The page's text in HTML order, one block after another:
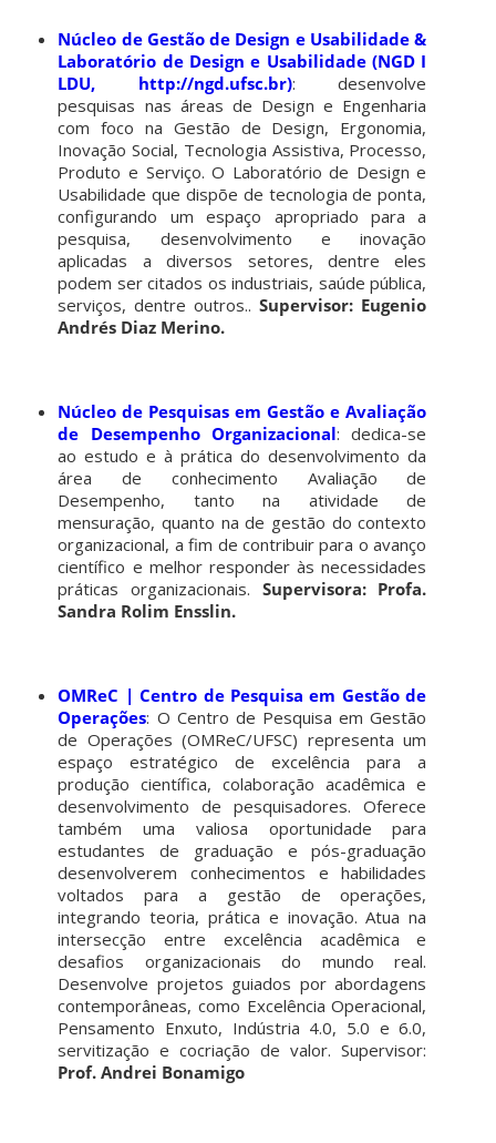
Núcleo de Gestão de Design e Usabilidade &
Laboratório de Design e Usabilidade (NGD I
LDU, http://ngd.ufsc.br): desenvolve
pesquisas nas áreas de Design e Engenharia
com foco na Gestão de Design, Ergonomia,
Inovação Social, Tecnologia Assistiva, Processo,
Produto e Serviço. O Laboratório de Design e
Usabilidade que dispõe de tecnologia de ponta,
configurando um espaço apropriado para a
pesquisa, desenvolvimento e inovação
aplicadas a diversos setores, dentre eles
podem ser citados os industriais, saúde pública,
serviços, dentre outros..Supervisor: Eugenio
Andrés Diaz Merino.
Núcleo de Pesquisas em Gestão e Avaliação
de Desempenho Organizacional: dedica-se
ao estudo e à prática do desenvolvimento da
área de conhecimento Avaliação de
Desempenho, tanto na atividade de
mensuração, quanto na de gestão do contexto
organizacional, a fim de contribuir para o avanço
científico e melhor responder às necessidades
práticas organizacionais. Supervisora: Profa.
Sandra Rolim Ensslin.
OMReC | Centro de Pesquisa em Gestão de
Operações: O Centro de Pesquisa em Gestão
de Operações (OMReC/UFSC) representa um
espaço estratégico de excelência para a
produção científica, colaboração acadêmica e
desenvolvimento de pesquisadores. Oferece
também uma valiosa oportunidade para
estudantes de graduação e pós-graduação
desenvolverem conhecimentos e habilidades
voltados para a gestão de operações,
integrando teoria, prática e inovação. Atua na
intersecção entre excelência acadêmica e
desafios organizacionais do mundo real.
Desenvolve projetos guiados por abordagens
contemporâneas, como Excelência Operacional,
Pensamento Enxuto, Indústria 4.0, 5.0 e 6.0,
servitização e cocriação de valor. Supervisor:
Prof. Andrei Bonamigo